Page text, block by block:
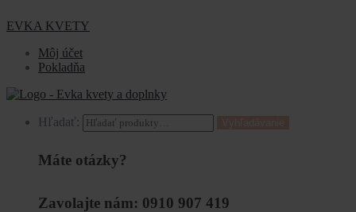
EVKA KVETY
Môj účet
Pokladňa
Hľadať:
Máte otázky?
Zavolajte nám: 0910 907 419